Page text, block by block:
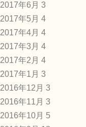
2017年6月 3
2017年5月 4
2017年4月 4
2017年3月 4
2017年2月 4
2017年1月 3
2016年12月 3
2016年11月 3
2016年10月 5